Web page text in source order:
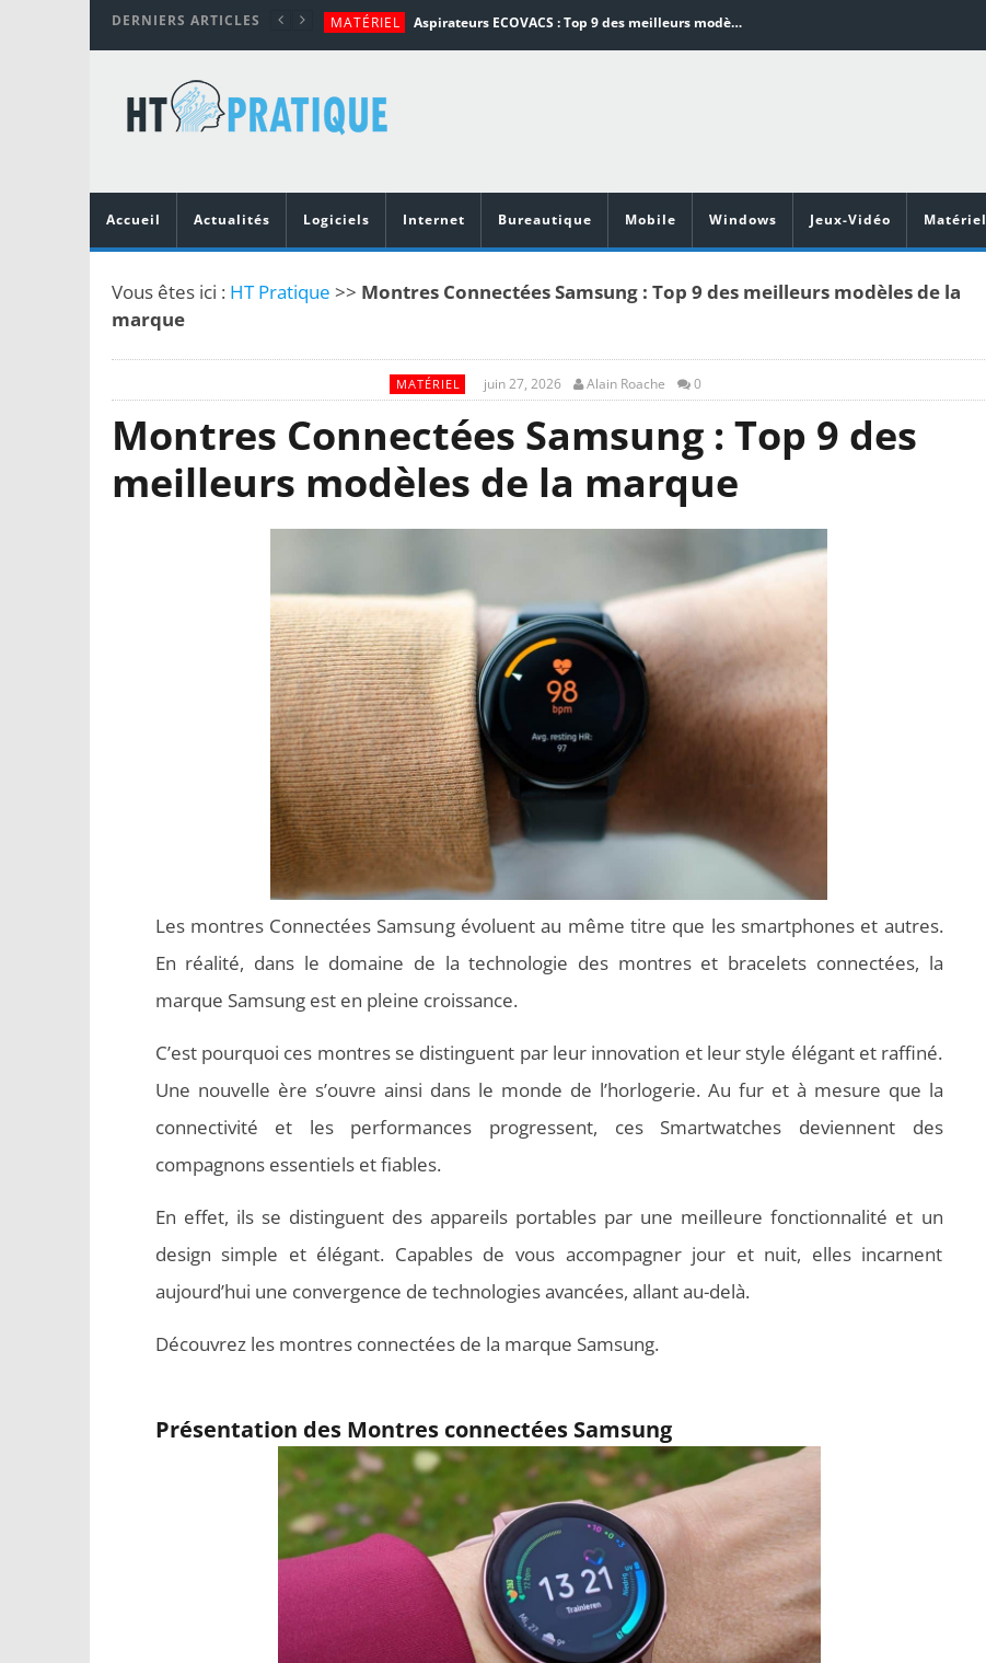
DERNIERS ARTICLES MATÉRIEL Aspirateurs ECOVACS : Top 9 des meilleurs modèles de la marque
MATÉRIEL
MOBILE
Top 10 des meilleurs jeux de cuisine pour Android
Accueil
Actualités Logiciels Internet Bureautique Mobile Windows Jeux-Vidéo Matériel
Vous êtes ici : HT Pratique >> Montres Connectées Samsung : Top 9 des meilleurs modèles de la
marque
MATÉRIEL juin 27, 2026 Alain Roache 0
Montres Connectées Samsung : Top 9 des
meilleurs modèles de la marque
Les montres Connectées Samsung évoluent au même titre que les smartphones et autres.
En réalité, dans le domaine de la technologie des montres et bracelets connectées, la
marque Samsung est en pleine croissance.
C’est pourquoi ces montres se distinguent par leur innovation et leur style élégant et raffiné.
Une nouvelle ère s’ouvre ainsi dans le monde de l’horlogerie. Au fur et à mesure que la
connectivité et les performances progressent, ces Smartwatches deviennent des
compagnons essentiels et fiables.
En effet, ils se distinguent des appareils portables par une meilleure fonctionnalité et un
design simple et élégant. Capables de vous accompagner jour et nuit, elles incarnent
aujourd’hui une convergence de technologies avancées, allant au-delà.
Découvrez les montres connectées de la marque Samsung.
Présentation des Montres connectées Samsung